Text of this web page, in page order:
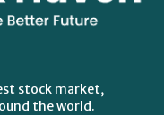
stock market,
the world.